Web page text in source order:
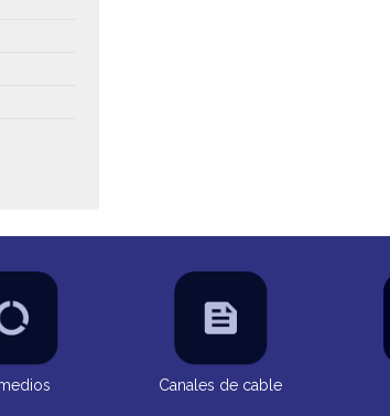
Canales de cable